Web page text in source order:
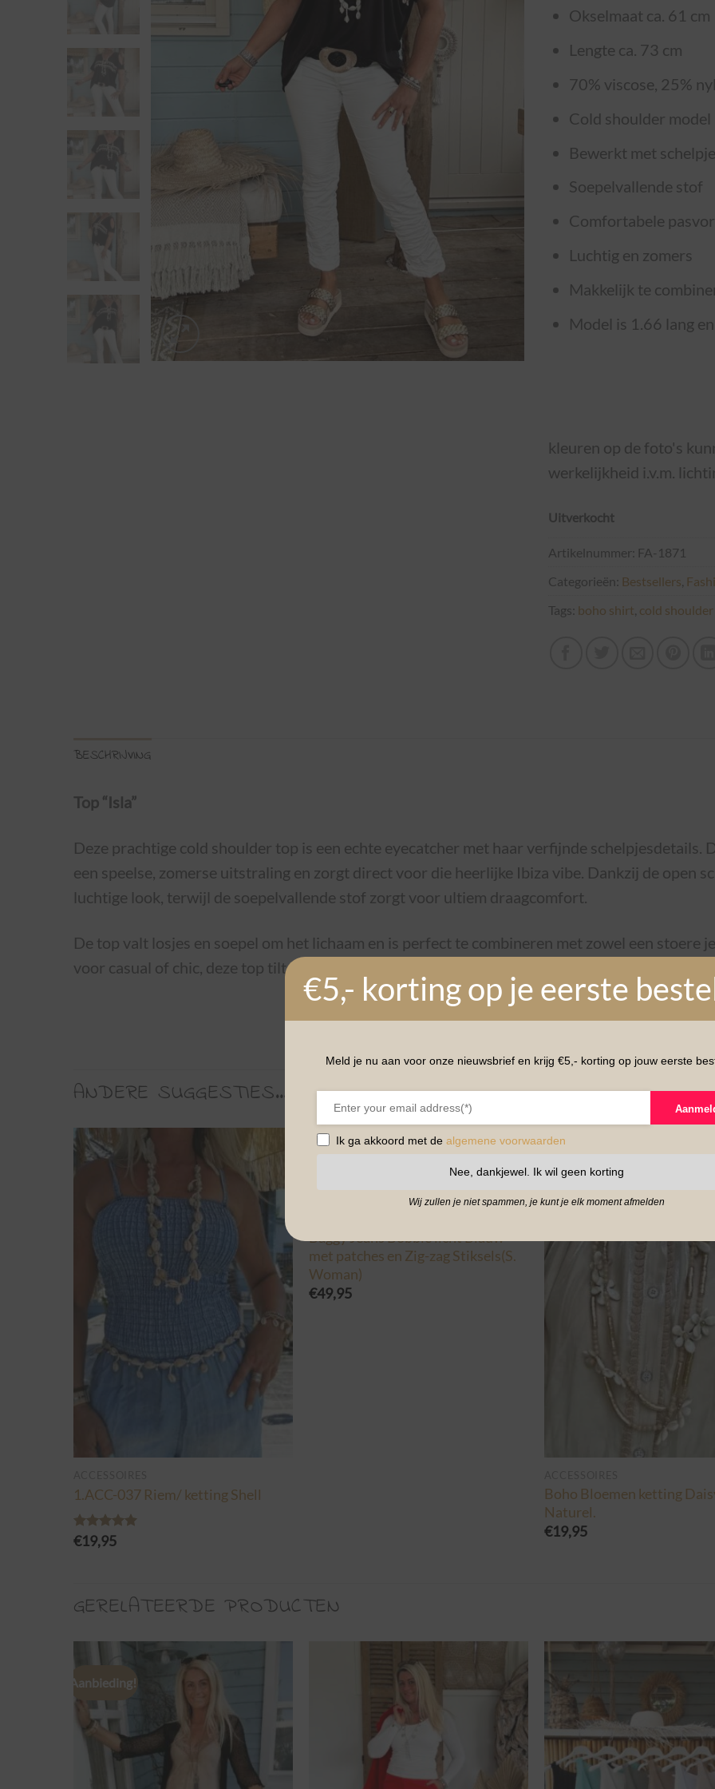
Okselmaat ca. 61 cm
Lengte ca. 73 cm
70% viscose, 25%
Cold shoulder model
Bewerkt met
Soepelvallende stof
Comfortabele
Luchtig en zomers
Makkelijk te
Model is 1.66 lang
kleuren op de foto's
werkelijkheid i.v.m.
Uitverkocht
Artikelnummer: FA-1871
Categorieën: Bestsellers
Tags: boho shirt cold
BESCHRIJVING
Top “Isla”
Deze prachtige cold shoulder top is een echte eyecatcher met haar verfijnde
een speelse, zomerse uitstraling en zorgt direct voor die heerlijke Ibiza vibe. Dankzij de open
luchtige look, terwijl de soepelvallende stof zorgt voor ultiem draagcomfort.
De top valt losjes en soepel om het lichaam en is perfect te combineren met zowel een stoere
voor casual of chic, deze top tilt je outfit moeiteloos naar een hoger niveau.
ANDERE SUGGESTIES…
1.ACC-037 Riem/ ketting Shell
Gewaardeerd
uit 5
€19,95
Baggy Jeans Bobbie licht Blauw
met patches en Zig-zag Stiksels(S.
Woman)
€49,95
Boho Bloemen ketting
Naturel.
€19,95
GERELATEERDE PRODUCTEN
Aanbieding!
€5,- korting op je eerste
Meld je nu aan voor onze nieuwsbrief en krijg €5,- korting op jouw eerste
Ik ga akkoord met de algemene voorwaarden
Nee, dankjewel. Ik wil geen korting
Wij zullen je niet spammen, je kunt je elk moment afmelden